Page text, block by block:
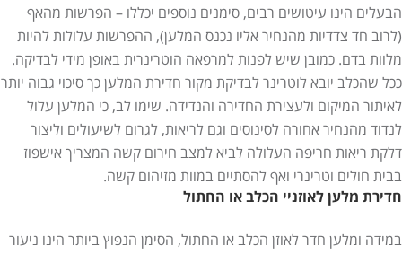
הבעלים הינו עיטושים רבים, סימנים נוספים יכללו – הפרשות מהאף
(לרוב חד צדדיות מהנחיר אליו נכנס המלען), ההפרשות עלולות להיות
מלוות בדם. כמובן שיש לפנות למרפאה הוטרינרית באופן מידי לבדיקה.
ככל שהכלב יובא לוטרינר לבדיקת מקור חדירת המלען כך סיכוי גבוה יותר
לאיתור המיקום ולעצירת החדירה והנדידה. שימו לב, כי המלען עלול
לנדוד מהנחיר אחורה לסינוסים וגם לריאות, לגרום לשיעולים וליצור
דלקת ריאות חריפה העלולה לביא למצב חירום קשה המצריך אישפוז
בבית חולים וטרינרי ואף להסתיים במוות מזיהום קשה.
חדירת מלען לאוזניי הכלב או החתול
במידה ומלען חדר לאוזן הכלב או החתול, הסימן הנפוץ ביותר הינו ניעור